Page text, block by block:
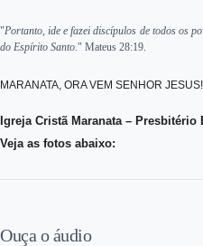
"Portanto, ide e fazei discípulos de todos os
do Espírito Santo." Mateus 28:19.
MARANATA, ORA VEM SENHOR JESUS!
Igreja Cristã Maranata – Presbitério
Veja as fotos abaixo:
Ouça o áudio